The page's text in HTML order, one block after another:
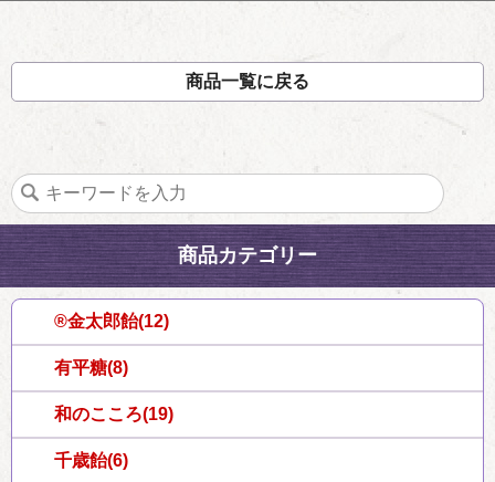
商品一覧に戻る
商品カテゴリー
®金太郎飴(12)
有平糖(8)
和のこころ(19)
千歳飴(6)